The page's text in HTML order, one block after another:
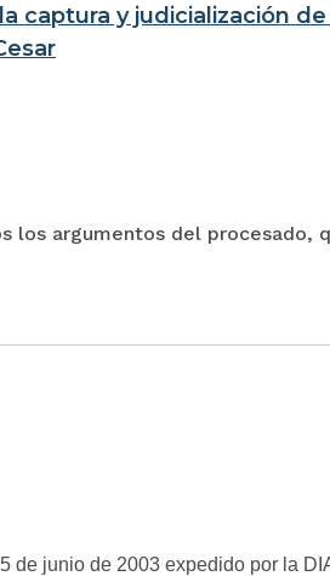
captura y judicialización
los argumentos del procesado,
de junio de 2003 expedido por la